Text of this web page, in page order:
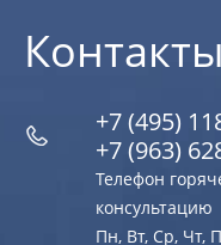
Контакты
+7 (495)
+7 (963)
Телефон
консультацию
Пн, Вт, Ср, Чт,